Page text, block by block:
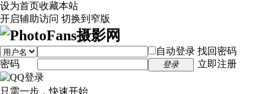
设为首页收藏本站
开启辅助访问 切换到窄版
自动登录 找回密码
密码
登录 立即注册
只需一步，快速开始